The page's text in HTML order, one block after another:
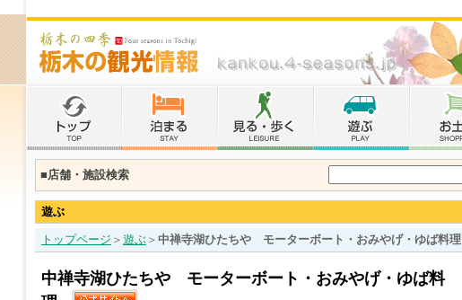
■店舗・施設検索
遊ぶ
トップページ ＞ 遊ぶ ＞ 中禅寺湖ひたちや モーターボート・おみやげ・ゆば料理
中禅寺湖ひたちや モーターボート・おみやげ・ゆば料